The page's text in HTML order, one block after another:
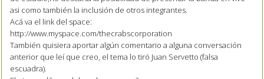
asi como también la inclusión de otros integrantes.
Acá va el link del space:
http://www.myspace.com/thecrabscorporation
También quisiera aportar algún comentario a alguna conversación
anterior que leí que creo, el tema lo tiró Juan Servetto (falsa
escuadra).